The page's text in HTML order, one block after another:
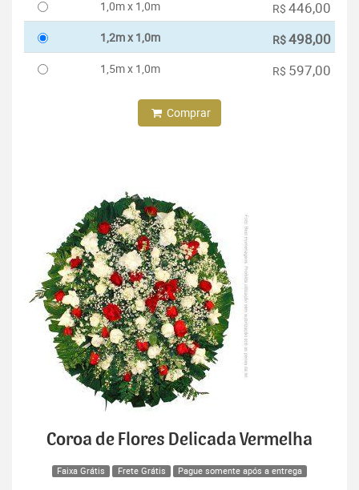
1,0m x 1,0m R$ 446,00
1,2m x 1,0m R$498,00
1,5m x 1,0m R$ 597,00
Comprar
Coroa de Flores Delicada Vermelha
Faixa Grátis Frete Grátis Pague somente após a entrega